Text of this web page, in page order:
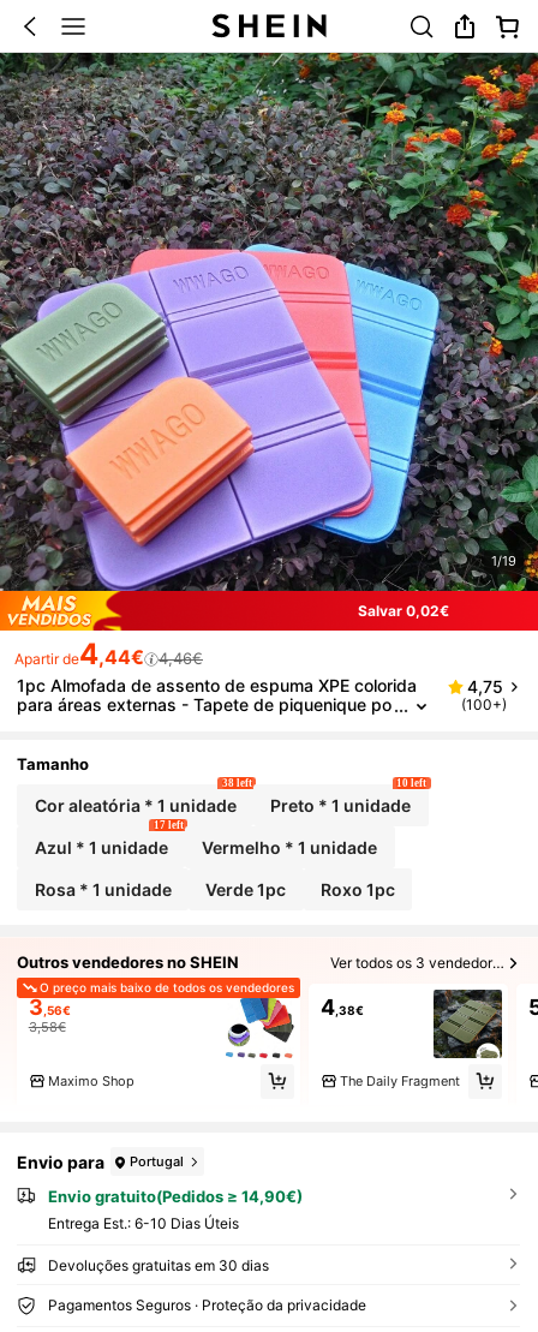
1/19
Salvar 0,02€
Apartir de4,44€ 4,46€
1pc Almofada de assento de espuma XPE colorida
para áreas externas - Tapete de piquenique po
nhadas e ajoelhamento confortável
4,75
(100+)
Tamanho
Cor aleatória * 1 unidade
38 left
Preto * 1 unidade
10 left
Azul * 1 unidade
17 left
Vermelho * 1 unidade
Rosa * 1 unidade Verde 1pc Roxo 1pc
Outros vendedores no SHEIN Ver todos os 3 vendedores
O preço mais baixo de todos os vendedores
3 ,56€
3,58€
Maximo Shop
4,38€
The Daily Fragment
Envio para Portugal
Envio gratuito(Pedidos ≥ 14,90€)
Entrega Est.: 6-10 Dias Úteis
Devoluções gratuitas em 30 dias
Pagamentos Seguros · Proteção da privacidade